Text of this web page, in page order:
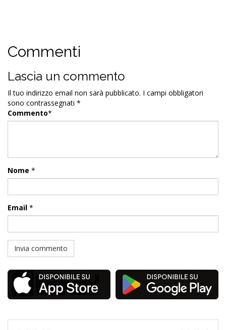
Commenti
Lascia un commento
Il tuo indirizzo email non sarà pubblicato. I campi obbligatori
sono contrassegnati *
Commento*
Nome *
Email *